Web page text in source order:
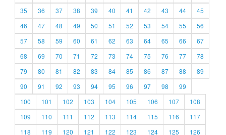
35
36 37 38 39 40 41 42 43 44
45
46
47 48 49 50 51 52 53 54 55
56
57
58 59 60 61 62 63 64 65 66
67
68
69 70 71 72 73 74 75 76 77
78
79
80 81 82 83 84 85 86 87 88
89
90
91 92 93 94 95 96 97 98
99
100
101 102 103 104 105 106 107
108
109
110 111 112 113 114 115 116
117
118
119 120 121 122 123 124 125
126